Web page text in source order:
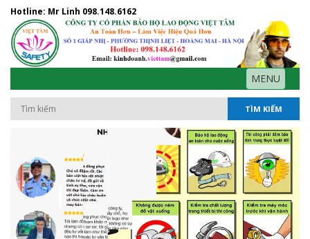
Hotline: Mr Linh 098.148.6162
MENU
TÌM KIẾM